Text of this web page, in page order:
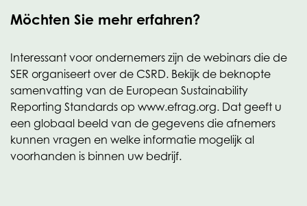
Möchten Sie mehr erfahren?
Interessant voor ondernemers zijn de webinars die de
SER organiseert over de CSRD. Bekijk de beknopte
samenvatting van de European Sustainability
Reporting Standards op www.efrag.org. Dat geeft u
een globaal beeld van de gegevens die afnemers
kunnen vragen en welke informatie mogelijk al
voorhanden is binnen uw bedrijf.